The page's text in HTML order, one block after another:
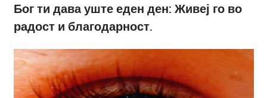
Бог ти дава уште еден ден: Живеј го во
радост и благодарност.